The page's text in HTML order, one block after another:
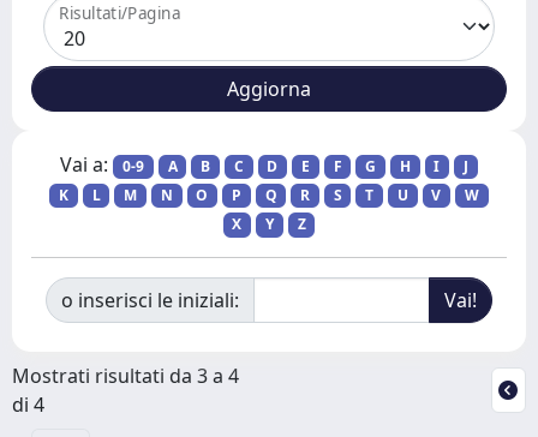
Risultati/Pagina
Vai a: 0-9 A B C D E F G H I
J
K
L M N O P Q R S T U V
W
X
Y Z
o inserisci le iniziali:
Mostrati risultati da 3 a 4
di 4